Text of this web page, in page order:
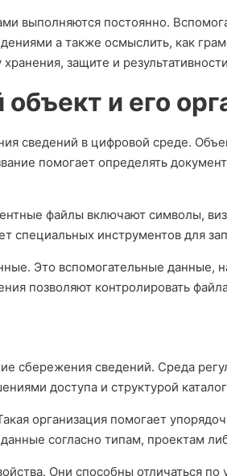
выполняются постоянно.
а также осмыслить, как
защите и
и его
сведений в цифровой среде.
помогает определять
файлы включают символы,
инструментов для
Это вспомогательные данные,
позволяют контролировать
сбережения сведений. Среда
доступа и структурой
организация помогает
согласно типам, проектам
Они способны отличаться